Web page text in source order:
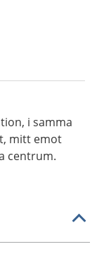
i samma
mitt emot
centrum.